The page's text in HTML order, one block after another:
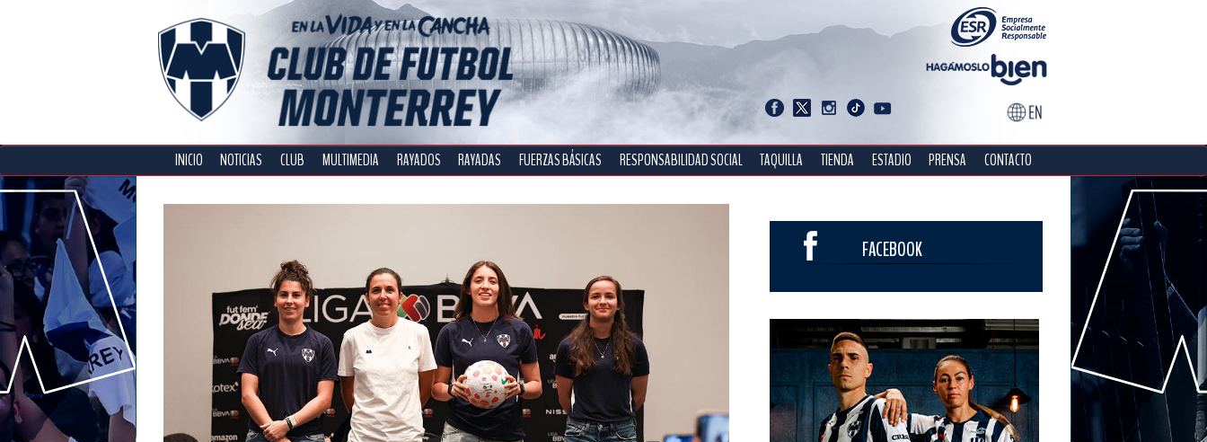
INICIO NOTICIAS CLUB MULTIMEDIA RAYADOS RAYADAS FUERZAS BÁSICAS RESPONSABILIDAD SOCIAL TAQUILLA TIENDA ESTADIO PRENSA CONTACTO
FACEBOOK